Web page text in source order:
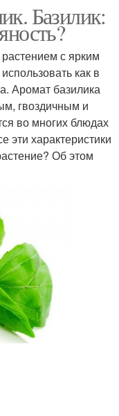
Базилик:
с ярким
как в
Аромат базилика
гвоздичным и
во многих блюдах
эти характеристики
Об этом